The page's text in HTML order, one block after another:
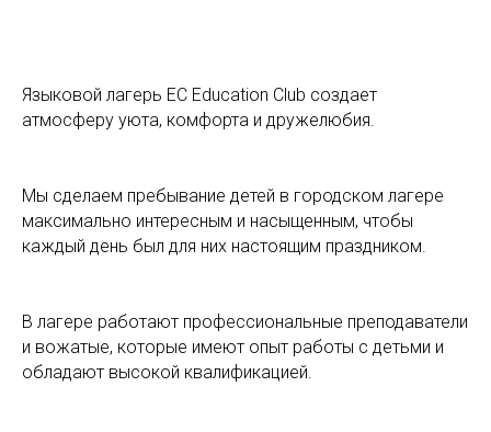
Языковой лагерь EC Education Club создает
атмосферу уюта, комфорта и дружелюбия.
Мы сделаем пребывание детей в городском лагере
максимально интересным и насыщенным, чтобы
каждый день был для них настоящим праздником.
В лагере работают профессиональные преподаватели
и вожатые, которые имеют опыт работы с детьми и
обладают высокой квалификацией.